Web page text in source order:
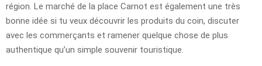
région. Le marché de la place Carnot est également une très
bonne idée si tu veux découvrir les produits du coin, discuter
avec les commerçants et ramener quelque chose de plus
authentique qu’un simple souvenir touristique.